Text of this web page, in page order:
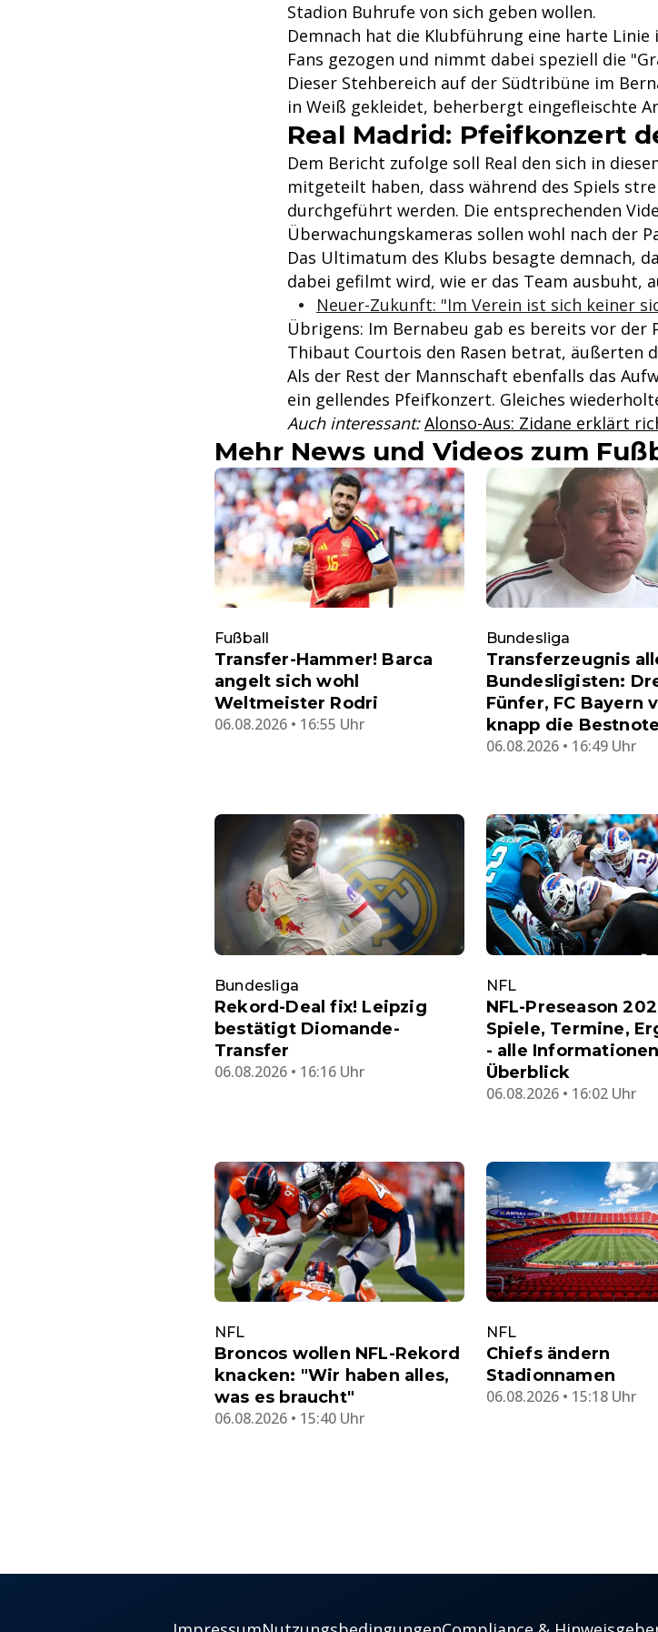
Stadion Buhrufe von sich geben wollen.
Demnach hat die Klubführung eine harte Linie
Fans gezogen und nimmt dabei speziell die
Dieser Stehbereich auf der Südtribüne im
in Weiß gekleidet, beherbergt eingefleischte
Real Madrid: Pfeifkonzert
Dem Bericht zufolge soll Real den sich in
mitgeteilt haben, dass während des Spiels
durchgeführt werden. Die entsprechenden
Überwachungskameras sollen wohl nach der
Das Ultimatum des Klubs besagte demnach,
dabei gefilmt wird, wie er das Team ausbuht,
Neuer-Zukunft: "Im Verein ist sich keiner
Übrigens: Im Bernabeu gab es bereits vor der
Thibaut Courtois den Rasen betrat, äußerten
Als der Rest der Mannschaft ebenfalls das
ein gellendes Pfeifkonzert. Gleiches
Auch interessant: Alonso-Aus: Zidane erklärt
Mehr News und Videos zum
Fußball
Transfer-Hammer! Barca
angelt sich wohl
Weltmeister Rodri
06.08.2026 • 16:55 Uhr
Bundesliga
Transferzeugnis
Bundesligisten:
Fünfer, FC Bayern
knapp die Bestnote
06.08.2026 • 16:49 Uhr
Bundesliga
Rekord-Deal fix! Leipzig
bestätigt Diomande-
Transfer
06.08.2026 • 16:16 Uhr
NFL
NFL-Preseason
Spiele, Termine,
- alle
Überblick
06.08.2026 • 16:02 Uhr
NFL
Broncos wollen NFL-Rekord
knacken: "Wir haben alles,
was es braucht"
06.08.2026 • 15:40 Uhr
NFL
Chiefs ändern
Stadionnamen
06.08.2026 • 15:18 Uhr